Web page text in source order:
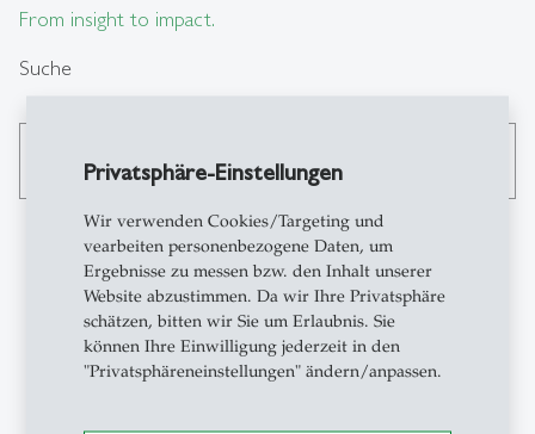
Privatsphäre-Einstellungen
Wir verwenden Cookies/Targeting und
vearbeiten personenbezogene Daten, um
Ergebnisse zu messen bzw. den Inhalt unserer
Website abzustimmen. Da wir Ihre Privatsphäre
schätzen, bitten wir Sie um Erlaubnis. Sie
können Ihre Einwilligung jederzeit in den
"Privatsphäreneinstellungen" ändern/anpassen.
From insight to impact.
Suche
Kontakt
GCE-HSG